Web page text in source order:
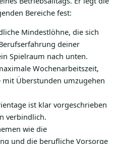
Bereiche fest:
Mindestlöhne, die sich
deiner
Spielraum nach unten.
Wochenarbeitszeit,
mit Überstunden umzugehen
ist klar vorgeschrieben
verbindlich.
wie die
und die berufliche Vorsorge